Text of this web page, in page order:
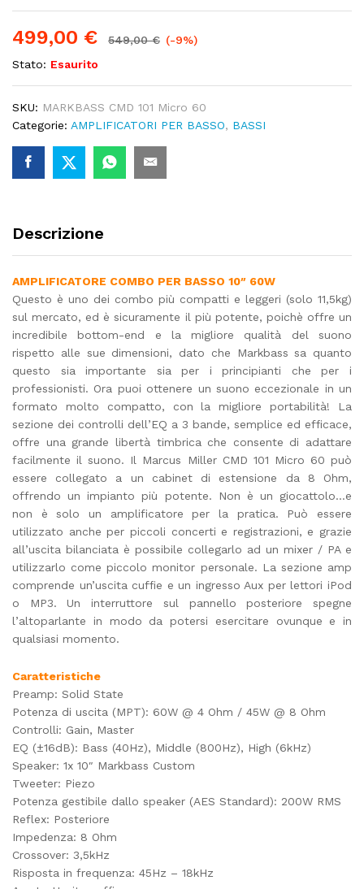
499,00 € 549,00€ (-9%)
Stato: Esaurito
SKU: MARKBASS CMD 101 Micro 60
Categorie: AMPLIFICATORI PER BASSO, BASSI
Descrizione
AMPLIFICATORE COMBO PER BASSO 10″ 60W
Questo è uno dei combo più compatti e leggeri (solo 11,5kg)
sul mercato, ed è sicuramente il più potente, poichè offre un
incredibile bottom-end e la migliore qualità del suono
rispetto alle sue dimensioni, dato che Markbass sa quanto
questo sia importante sia per i principianti che per i
professionisti. Ora puoi ottenere un suono eccezionale in un
formato molto compatto, con la migliore portabilità! La
sezione dei controlli dell’EQ a 3 bande, semplice ed efficace,
offre una grande libertà timbrica che consente di adattare
facilmente il suono. Il Marcus Miller CMD 101 Micro 60 può
essere collegato a un cabinet di estensione da 8 Ohm,
offrendo un impianto più potente. Non è un giocattolo…e
non è solo un amplificatore per la pratica. Può essere
utilizzato anche per piccoli concerti e registrazioni, e grazie
all’uscita bilanciata è possibile collegarlo ad un mixer / PA e
utilizzarlo come piccolo monitor personale. La sezione amp
comprende un’uscita cuffie e un ingresso Aux per lettori iPod
o MP3. Un interruttore sul pannello posteriore spegne
l’altoparlante in modo da potersi esercitare ovunque e in
qualsiasi momento.
Caratteristiche
Preamp: Solid State
Potenza di uscita (MPT): 60W @ 4 Ohm / 45W @ 8 Ohm
Controlli: Gain, Master
EQ (±16dB): Bass (40Hz), Middle (800Hz), High (6kHz)
Speaker: 1x 10″ Markbass Custom
Tweeter: Piezo
Potenza gestibile dallo speaker (AES Standard): 200W RMS
Reflex: Posteriore
Impedenza: 8 Ohm
Crossover: 3,5kHz
Risposta in frequenza: 45Hz – 18kHz